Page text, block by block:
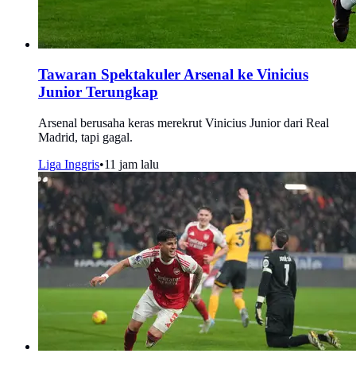
Tawaran Spektakuler Arsenal ke Vinicius
Junior Terungkap
Arsenal berusaha keras merekrut Vinicius Junior dari Real
Madrid, tapi gagal.
Liga Inggris•11 jam lalu